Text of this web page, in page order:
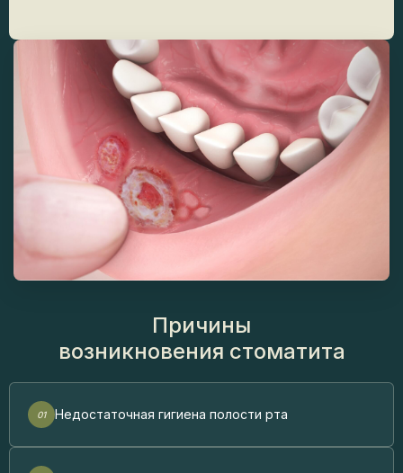
Причины
возникновения стоматита
Недостаточная гигиена полости рта